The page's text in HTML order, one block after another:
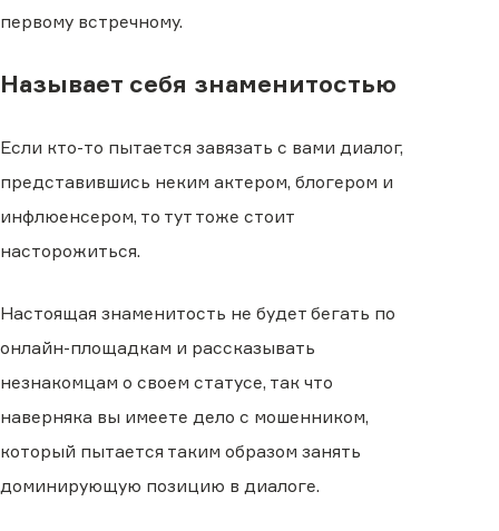
первому встречному.
Называет себя знаменитостью
Если кто-то пытается завязать с вами диалог,
представившись неким актером, блогером и
инфлюенсером, то тут тоже стоит
насторожиться.
Настоящая знаменитость не будет бегать по
онлайн-площадкам и рассказывать
незнакомцам о своем статусе, так что
наверняка вы имеете дело с мошенником,
который пытается таким образом занять
доминирующую позицию в диалоге.